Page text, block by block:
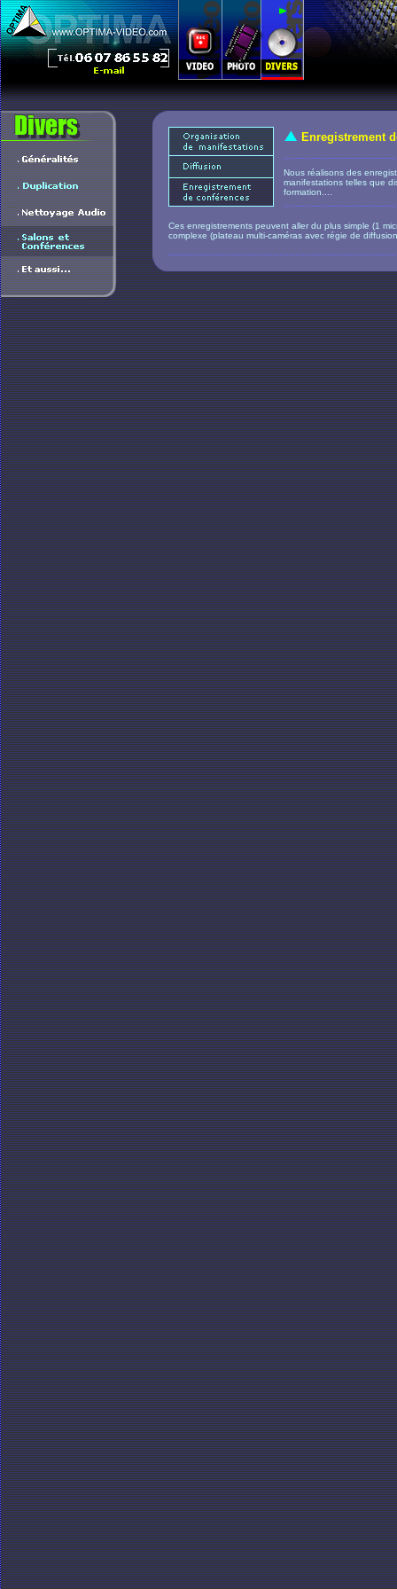
Enregistrement
Nous réalisons des
manifestations telles que
formation....
Ces enregistrements peuvent aller du plus simple (1
complexe (plateau multi-caméras avec régie de